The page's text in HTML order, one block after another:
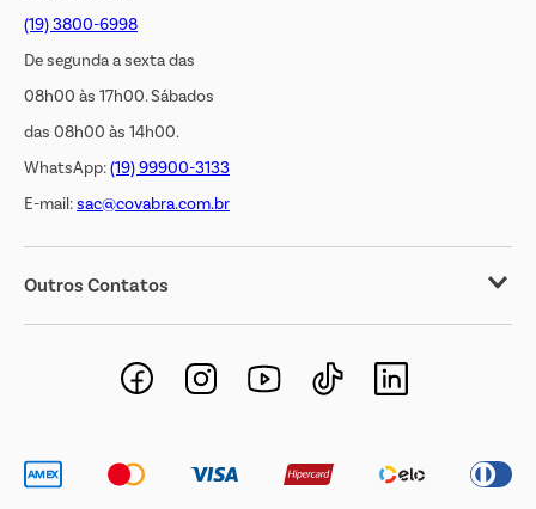
(19) 3800-6998
De segunda a sexta das
08h00 às 17h00. Sábados
das 08h00 às 14h00.
WhatsApp:(19) 99900-3133
E-mail:sac@covabra.com.br
Outros Contatos
Negócios Imobiliários
Novos Fornecedores